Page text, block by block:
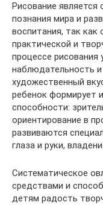
Рисование
познания мира и
воспитания, так как
практической и
процессе рисования
наблюдательность и
художественный
ребенок формирует
способности:
ориентирование в
развиваются
глаза и руки,
Систематическое
средствами и
детям радость